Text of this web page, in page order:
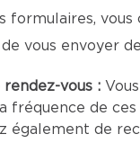
formulaires,
vous envoyer
vous :
fréquence de
également de